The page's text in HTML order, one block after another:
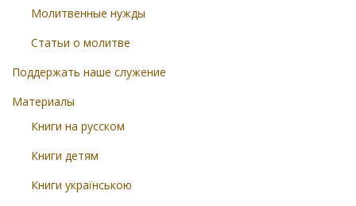
Молитвенные нужды
Статьи о молитве
Поддержать наше служение
Материалы
Книги на русском
Книги детям
Книги українською